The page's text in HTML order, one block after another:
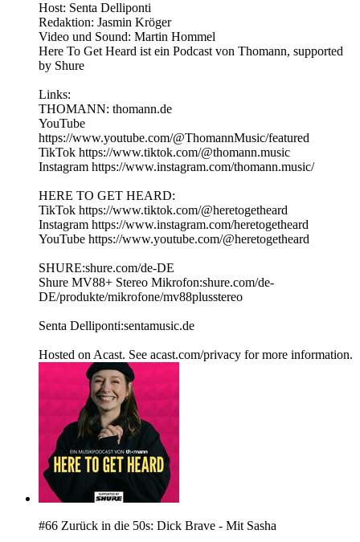
Host: Senta Delliponti
Redaktion: Jasmin Kröger
Video und Sound: Martin Hommel
Here To Get Heard ist ein Podcast von Thomann, supported
by Shure
Links:
THOMANN: thomann.de
YouTube
https://www.youtube.com/@ThomannMusic/featured
TikTok https://www.tiktok.com/@thomann.music
Instagram https://www.instagram.com/thomann.music/
HERE TO GET HEARD:
TikTok https://www.tiktok.com/@heretogetheard
Instagram https://www.instagram.com/heretogetheard
YouTube https://www.youtube.com/@heretogetheard
SHURE:shure.com/de-DE
Shure MV88+ Stereo Mikrofon:shure.com/de-
DE/produkte/mikrofone/mv88plusstereo
Senta Delliponti:sentamusic.de
Hosted on Acast. See acast.com/privacy for more information.
#66 Zurück in die 50s: Dick Brave - Mit Sasha